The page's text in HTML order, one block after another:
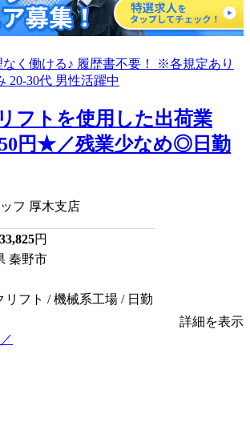
フトを使用した出荷業
円★／残業少なめ◎日勤
フ 厚木支店
円
秦野市
リフト / 機械系工場 / 日勤
詳細を表示